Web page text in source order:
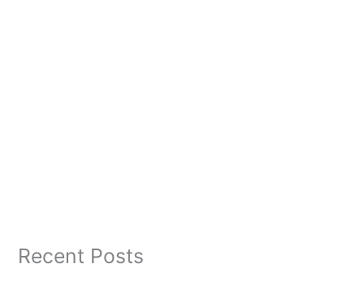
Recent Posts